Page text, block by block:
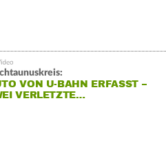
VON U-BAHN ERFASST –
VERLETZTE…